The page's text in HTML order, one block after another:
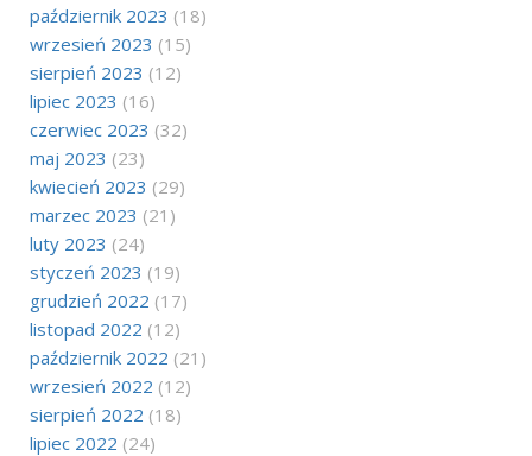
październik 2023 (18)
wrzesień 2023 (15)
sierpień 2023 (12)
lipiec 2023 (16)
czerwiec 2023 (32)
maj 2023 (23)
kwiecień 2023 (29)
marzec 2023 (21)
luty 2023 (24)
styczeń 2023 (19)
grudzień 2022 (17)
listopad 2022 (12)
październik 2022 (21)
wrzesień 2022 (12)
sierpień 2022 (18)
lipiec 2022 (24)